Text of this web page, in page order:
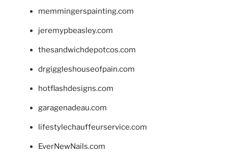
memmingerspainting.com
jeremypbeasley.com
thesandwichdepotcos.com
drgiggleshouseofpain.com
hotflashdesigns.com
garagenadeau.com
lifestylechauffeurservice.com
EverNewNails.com